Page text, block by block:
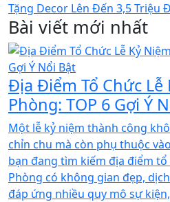
Bài viết mới nhất
Địa Điểm Tổ Chức Lễ
Phòng: TOP 6 Gợi Ý
Một lễ kỷ niệm thành công
chỉn chu mà còn phụ thuộc
bạn đang tìm kiếm địa điểm
Phòng có không gian đẹp,
đáp ứng nhiều quy mô sự